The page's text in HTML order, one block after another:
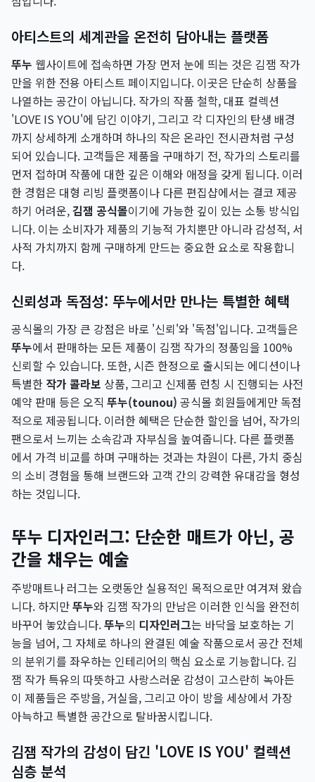
아티스트의 세계관을 온전히 담아내는 플랫폼
뚜누 웹사이트에 접속하면 가장 먼저 눈에 띄는 것은 김잼 작가
만을 위한 전용 아티스트 페이지입니다. 이곳은 단순히 상품을
나열하는 공간이 아닙니다. 작가의 작품 철학, 대표 컬렉션
'LOVE IS YOU'에 담긴 이야기, 그리고 각 디자인의 탄생 배경
까지 상세하게 소개하며 하나의 작은 온라인 전시관처럼 구성
되어 있습니다. 고객들은 제품을 구매하기 전, 작가의 스토리를
먼저 접하며 작품에 대한 깊은 이해와 애정을 갖게 됩니다. 이러
한 경험은 대형 리빙 플랫폼이나 다른 편집샵에서는 결코 제공
하기 어려운,김잼 공식몰이기에 가능한 깊이 있는 소통 방식입
니다. 이는 소비자가 제품의 기능적 가치뿐만 아니라 감성적, 서
사적 가치까지 함께 구매하게 만드는 중요한 요소로 작용합니
다.
신뢰성과 독점성: 뚜누에서만 만나는 특별한 혜택
공식몰의 가장 큰 강점은 바로 '신뢰'와 '독점'입니다. 고객들은
뚜누에서 판매하는 모든 제품이 김잼 작가의 정품임을 100%
신뢰할 수 있습니다. 또한, 시즌 한정으로 출시되는 에디션이나
특별한 작가 콜라보 상품, 그리고 신제품 런칭 시 진행되는 사전
예약 판매 등은 오직 뚜누(tounou) 공식몰 회원들에게만 독점
적으로 제공됩니다. 이러한 혜택은 단순한 할인을 넘어, 작가의
팬으로서 느끼는 소속감과 자부심을 높여줍니다. 다른 플랫폼
에서 가격 비교를 하며 구매하는 것과는 차원이 다른, 가치 중심
의 소비 경험을 통해 브랜드와 고객 간의 강력한 유대감을 형성
하는 것입니다.
뚜누 디자인러그: 단순한 매트가 아닌, 공
간을 채우는 예술
주방매트나 러그는 오랫동안 실용적인 목적으로만 여겨져 왔습
니다. 하지만뚜누와 김잼 작가의 만남은 이러한 인식을 완전히
바꾸어 놓았습니다.뚜누의 디자인러그는 바닥을 보호하는 기
능을 넘어, 그 자체로 하나의 완결된 예술 작품으로서 공간 전체
의 분위기를 좌우하는 인테리어의 핵심 요소로 기능합니다. 김
잼 작가 특유의 따뜻하고 사랑스러운 감성이 고스란히 녹아든
이 제품들은 주방을, 거실을, 그리고 아이 방을 세상에서 가장
아늑하고 특별한 공간으로 탈바꿈시킵니다.
김잼 작가의 감성이 담긴 'LOVE IS YOU' 컬렉션
심층 분석